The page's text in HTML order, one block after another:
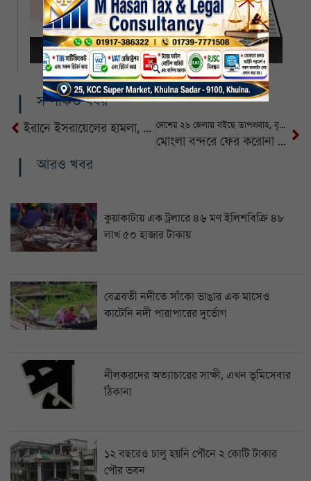
সম্পর্কিত খবর
ইরানে ইসরায়েলের হামলা, ইরানের পাশে দাঁড়াল সৌদি দেশের ২৬ জেলায় বইছে তাপপ্রবাহ, বৃষ্টি হতে পারে যেসব অঞ্চলে
মোংলা বন্দরে ফের করোনা সতর্কতা, জেটিতে থার্মাল স্ক্যানার ও মাস্ক বাধ্যতামূলক
আরও খবর
কুয়াকাটায় এক ট্রলারে ৪৬ মণ ইলিশবিক্রি ৪৮
লাখ ৫০ হাজার টাকায়
বেত্রবতী নদীতে সাঁকো ভাঙার এক মাসেও
কাটেনি নদী পারাপারের দুর্ভোগ
নীলকরদের অত্যাচারের সাক্ষী, এখন ভূমিসেবার
ঠিকানা
১২ বছরেও চালু হয়নি পৌনে ২ কোটি টাকার
পৌর ভবন